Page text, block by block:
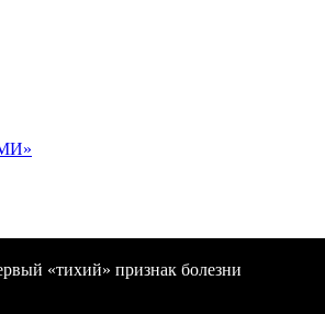
«тихий» признак болезни